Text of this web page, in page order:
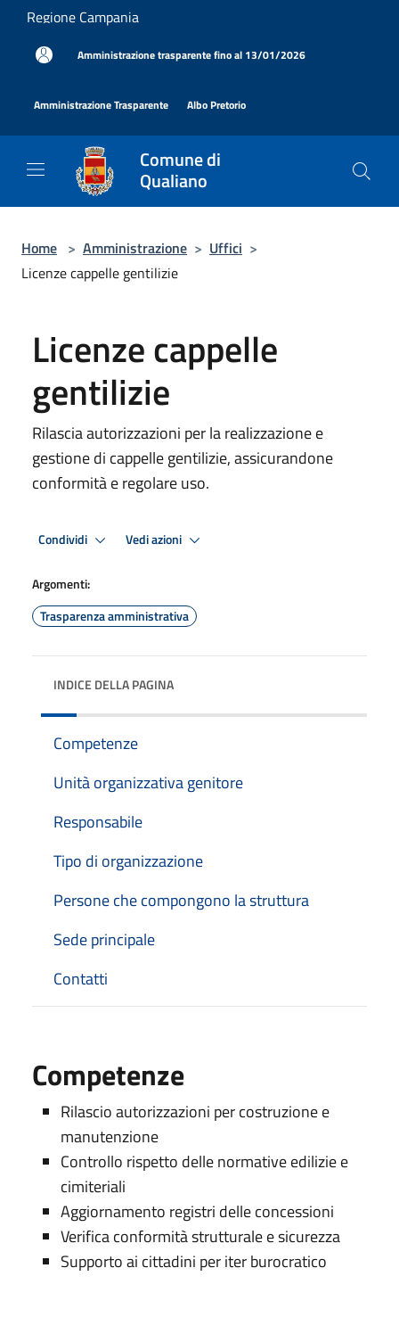
Salta al contenuto principale
Regione Campania
Amministrazione trasparente fino al 13/01/2026
Amministrazione Trasparente Albo Pretorio
Comune di
Qualiano
Home > Amministrazione > Uffici >
Licenze cappelle gentilizie
Licenze cappelle
gentilizie
Rilascia autorizzazioni per la realizzazione e
gestione di cappelle gentilizie, assicurandone
conformità e regolare uso.
Condividi Vedi azioni
Argomenti:
Trasparenza amministrativa
INDICE DELLA PAGINA
Competenze
Unità organizzativa genitore
Responsabile
Tipo di organizzazione
Persone che compongono la struttura
Sede principale
Contatti
Competenze
Rilascio autorizzazioni per costruzione e
manutenzione
Controllo rispetto delle normative edilizie e
cimiteriali
Aggiornamento registri delle concessioni
Verifica conformità strutturale e sicurezza
Supporto ai cittadini per iter burocratico